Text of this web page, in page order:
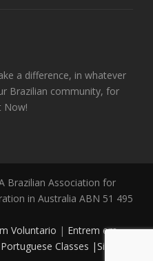
a difference, in whatever
Brazilian community, for
Now!
Brazilian Association for
in Australia ABN 51 495
Voluntario | Entrem em
Portuguese Classes |Site